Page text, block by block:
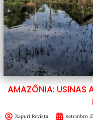
AMAZÔNIA: USINAS
Xapuri Revista setembro